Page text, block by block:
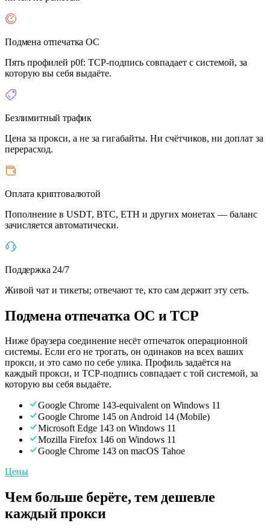
Подмена отпечатка ОС
Пять профилей p0f: TCP-подпись совпадает с системой, за
которую вы себя выдаёте.
Безлимитный трафик
Цена за прокси, а не за гигабайты. Ни счётчиков, ни доплат за
перерасход.
Оплата криптовалютой
Пополнение в USDT, BTC, ETH и других монетах — баланс
зачисляется автоматически.
Поддержка 24/7
Живой чат и тикеты; отвечают те, кто сам держит эту сеть.
Подмена отпечатка ОС и TCP
Ниже браузера соединение несёт отпечаток операционной
системы. Если его не трогать, он одинаков на всех ваших
прокси, и это само по себе улика. Профиль задаётся на
каждый прокси, и TCP-подпись совпадает с той системой, за
которую вы себя выдаёте.
Google Chrome 143-equivalent on Windows 11
Google Chrome 145 on Android 14 (Mobile)
Microsoft Edge 143 on Windows 11
Mozilla Firefox 146 on Windows 11
Google Chrome 143 on macOS Tahoe
Цены
Чем больше берёте, тем дешевле
каждый прокси